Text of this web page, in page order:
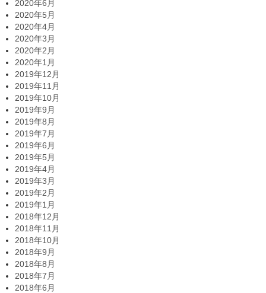
2020年6月
2020年5月
2020年4月
2020年3月
2020年2月
2020年1月
2019年12月
2019年11月
2019年10月
2019年9月
2019年8月
2019年7月
2019年6月
2019年5月
2019年4月
2019年3月
2019年2月
2019年1月
2018年12月
2018年11月
2018年10月
2018年9月
2018年8月
2018年7月
2018年6月